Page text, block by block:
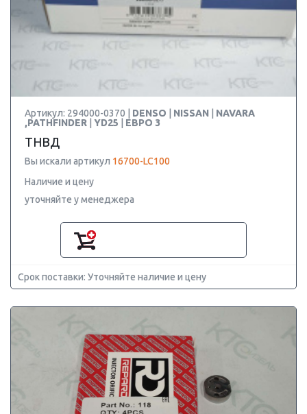
Артикул: 294000-0370 | DENSO NISSAN
NAVARA
,PATHFINDER
YD25 ЕВРО 3
ТНВД
Вы искали артикул 16700-LC100
Наличие и цену
уточняйте у менеджера
Срок поставки: Уточняйте наличие и цену